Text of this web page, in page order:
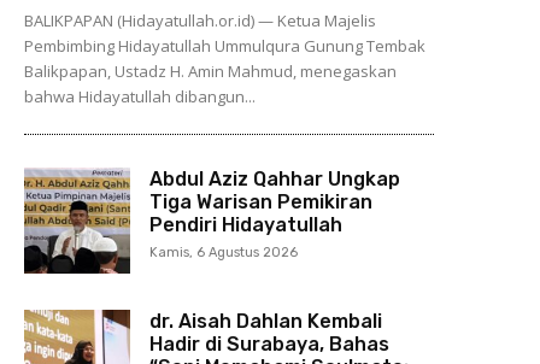
BALIKPAPAN (Hidayatullah.or.id) — Ketua Majelis
Pembimbing Hidayatullah Ummulqura Gunung Tembak
Balikpapan, Ustadz H. Amin Mahmud, menegaskan
bahwa Hidayatullah dibangun...
Abdul Aziz Qahhar Ungkap
Tiga Warisan Pemikiran
Pendiri Hidayatullah
Kamis, 6 Agustus 2026
dr. Aisah Dahlan Kembali
Hadir di Surabaya, Bahas